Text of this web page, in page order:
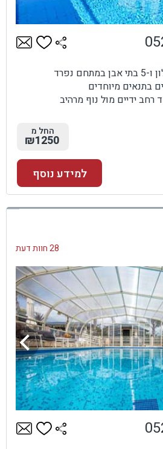
בתנאים מיוחדים
ידיים מול נוף מרהיב
החל מ
₪1250
למידע נוסף
28 חוות דעת